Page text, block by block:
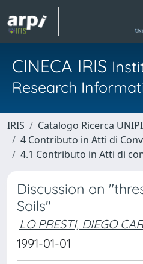
CINECA IRIS
Research
IRIS
Catalogo Ricerca UNIPI
4 Contributo in Atti di
4.1 Contributo in Atti di
Discussion on
Soils"
LO PRESTI, DIEGO
1991-01-01